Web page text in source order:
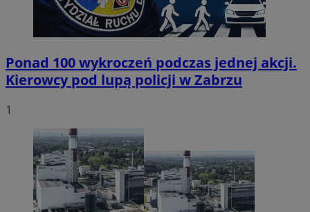
Ponad 100 wykroczeń podczas jednej akcji.
Kierowcy pod lupą policji w Zabrzu
1